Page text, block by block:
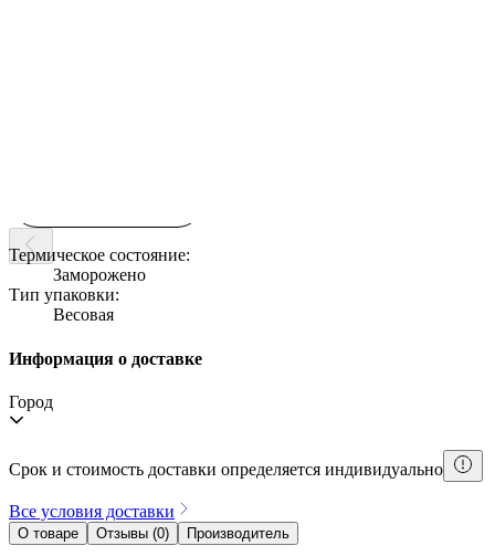
Термическое состояние:
Заморожено
Тип упаковки:
Весовая
Информация о доставке
Город
Срок и стоимость доставки определяется индивидуально
Все условия доставки
О товаре Отзывы (0) Производитель